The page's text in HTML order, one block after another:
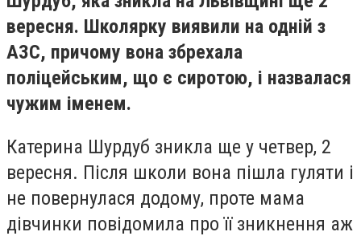
вересня. Школярку виявили на одній з
АЗС, причому вона збрехала
поліцейським, що є сиротою, і назвалася
чужим іменем.
Катерина Шурдуб зникла ще у четвер, 2
вересня. Після школи вона пішла гуляти і
не повернулася додому, проте мама
дівчинки повідомила про її зникнення аж